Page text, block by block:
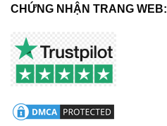
CHỨNG NHẬN TRANG WEB: